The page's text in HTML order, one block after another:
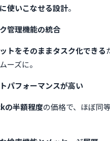
使いこなせる設計。
管理機能の統合
トをそのままタスク化できる
ーズに。
パフォーマンスが高い
の半額程度の価格で、ほぼ同